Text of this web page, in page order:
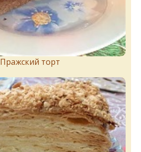
Пражский торт